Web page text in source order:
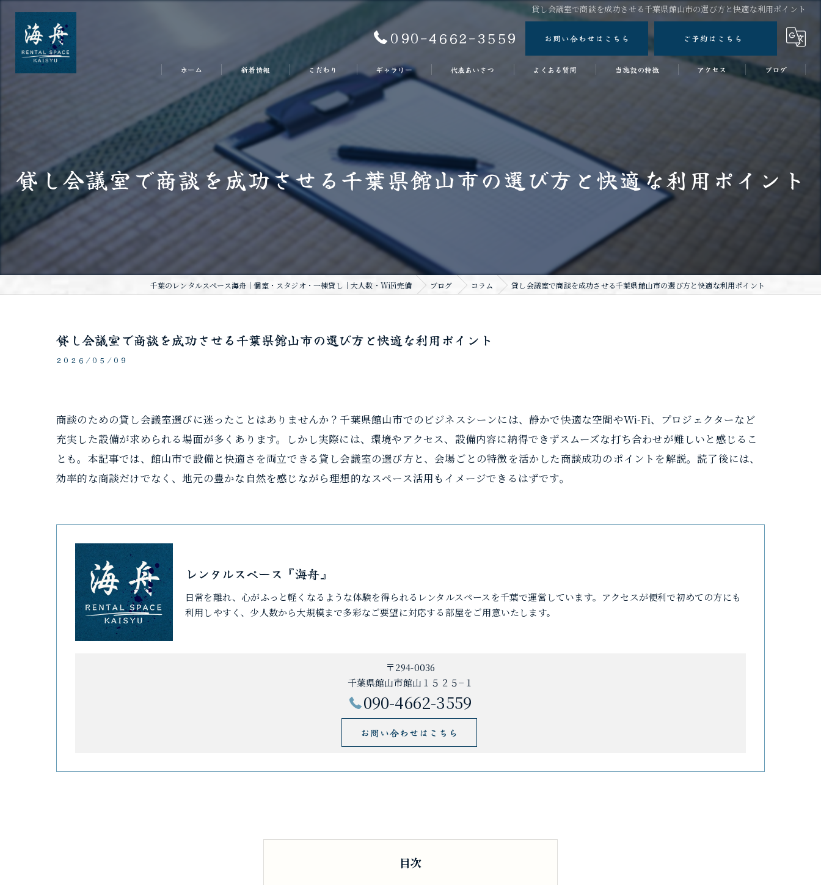
貸し会議室で商談を成功させる千葉県館山市の選び方と快適な利用ポイント
090-4662-3559 お問い合わせはこちら ご予約はこちら
ホーム 新着情報 こだわり ギャラリー 代表あいさつ よくある質問 当施設の特徴
スタジオ
ワーケーションスペース
和室
アクセス ブログ
貸し会議室で商談を成功させる千葉県館山市の選び方と快適な利用ポイント
千葉のレンタルスペース海舟｜個室・スタジオ・一棟貸し｜大人数・WiFi完備 ブログ コラム 貸し会議室で商談を成功させる千葉県館山市の選び方と快適な利用ポイント
貸し会議室で商談を成功させる千葉県館山市の選び方と快適な利用ポイント
2026/05/09
商談のための貸し会議室選びに迷ったことはありませんか？千葉県館山市でのビジネスシーンには、静かで快適な空間やWi-Fi、プロジェクターなど
充実した設備が求められる場面が多くあります。しかし実際には、環境やアクセス、設備内容に納得できずスムーズな打ち合わせが難しいと感じるこ
とも。本記事では、館山市で設備と快適さを両立できる貸し会議室の選び方と、会場ごとの特徴を活かした商談成功のポイントを解説。読了後には、
効率的な商談だけでなく、地元の豊かな自然を感じながら理想的なスペース活用もイメージできるはずです。
レンタルスペース『海舟』
日常を離れ、心がふっと軽くなるような体験を得られるレンタルスペースを千葉で運営しています。アクセスが便利で初めての方にも
利用しやすく、少人数から大規模まで多彩なご要望に対応する部屋をご用意いたします。
〒294-0036
千葉県館山市館山１５２５−１
090-4662-3559
お問い合わせはこちら
目次